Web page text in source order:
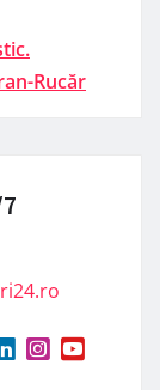
Rucăr